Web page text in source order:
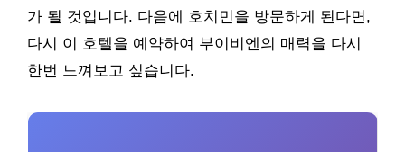
가 될 것입니다. 다음에 호치민을 방문하게 된다면,
다시 이 호텔을 예약하여 부이비엔의 매력을 다시
한번 느껴보고 싶습니다.